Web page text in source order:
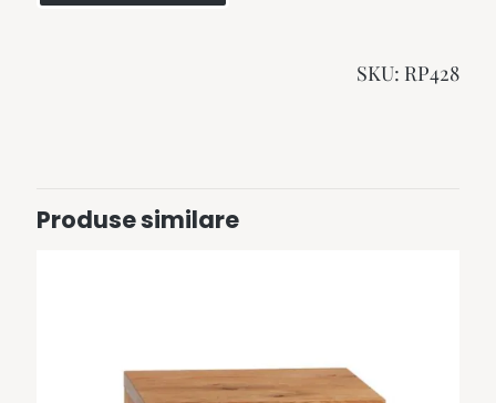
SKU: RP428
Produse similare